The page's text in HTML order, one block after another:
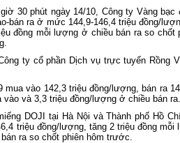
30 phút ngày 14/10, Công ty Vàng bạc
bán ra ở mức 144,9-146,4 triệu đồng/
đồng mỗi lượng ở chiều bán ra so chốt
ty cổ phần Dịch vụ trực tuyến Rồng
mua vào 142,3 triệu đồng/lượng, bán ra
và 3,3 triệu đồng/lượng ở chiều bán ra.
DOJI tại Hà Nội và Thành phố Hồ
triệu đồng/lượng, tăng 2 triệu đồng
ra so chốt phiên hôm trước.